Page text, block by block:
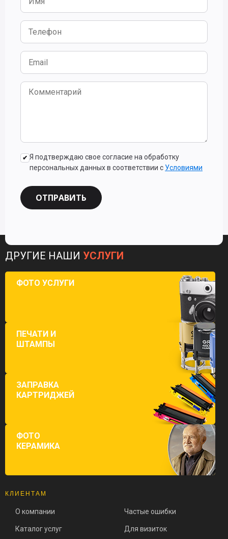
Я подтверждаю свое согласие на обработку
персональных данных в соответствии с Условиями
ОТПРАВИТЬ
ДРУГИЕ НАШИ УСЛУГИ
ФОТО УСЛУГИ
ПЕЧАТИ И
ШТАМПЫ
ЗАПРАВКА
КАРТРИДЖЕЙ
ФОТО
КЕРАМИКА
КЛИЕНТАМ
О компании
Каталог услуг
Частые ошибки
Для визиток